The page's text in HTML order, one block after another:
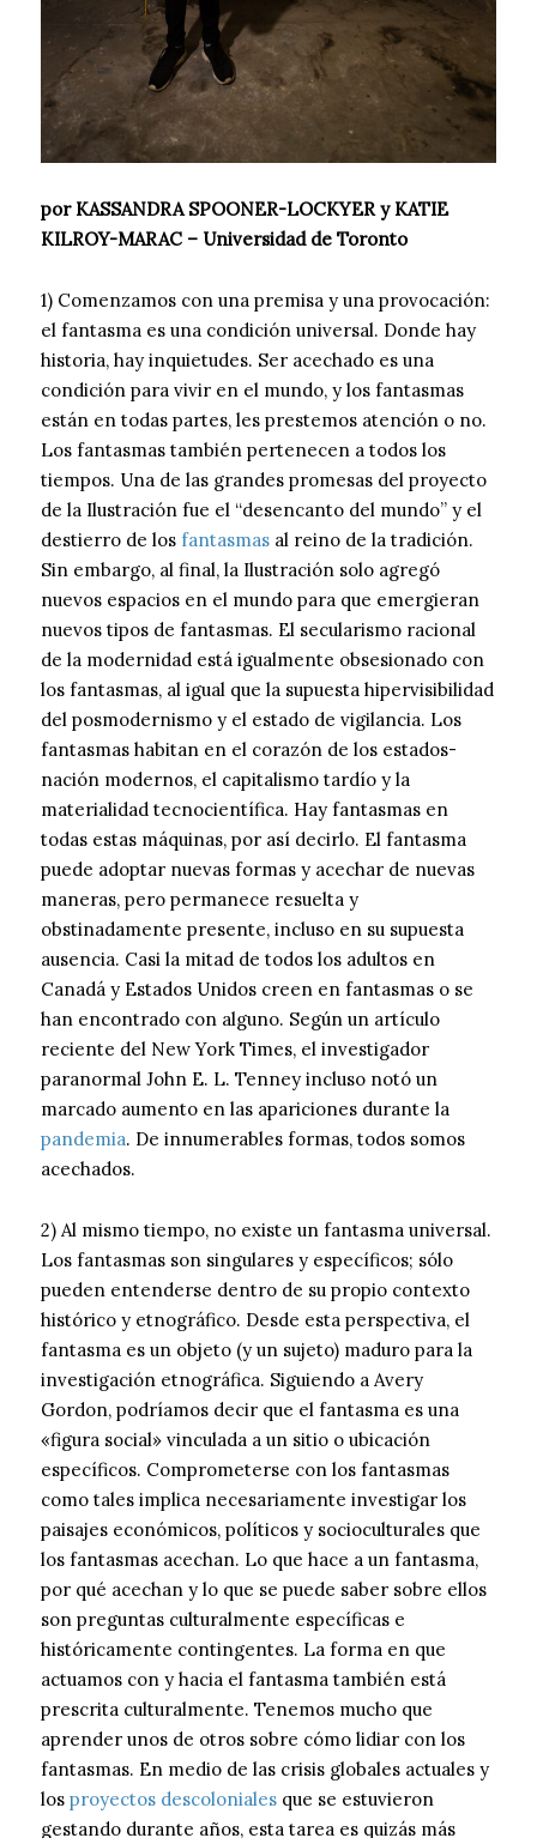
por KASSANDRA SPOONER-LOCKYER y KATIE
KILROY-MARAC – Universidad de Toronto
1) Comenzamos con una premisa y una provocación:
el fantasma es una condición universal. Donde hay
historia, hay inquietudes. Ser acechado es una
condición para vivir en el mundo, y los fantasmas
están en todas partes, les prestemos atención o no.
Los fantasmas también pertenecen a todos los
tiempos. Una de las grandes promesas del proyecto
de la Ilustración fue el “desencanto del mundo” y el
destierro de los fantasmas al reino de la tradición.
Sin embargo, al final, la Ilustración solo agregó
nuevos espacios en el mundo para que emergieran
nuevos tipos de fantasmas. El secularismo racional
de la modernidad está igualmente obsesionado con
los fantasmas, al igual que la supuesta hipervisibilidad
del posmodernismo y el estado de vigilancia. Los
fantasmas habitan en el corazón de los estados-
nación modernos, el capitalismo tardío y la
materialidad tecnocientífica. Hay fantasmas en
todas estas máquinas, por así decirlo. El fantasma
puede adoptar nuevas formas y acechar de nuevas
maneras, pero permanece resuelta y
obstinadamente presente, incluso en su supuesta
ausencia. Casi la mitad de todos los adultos en
Canadá y Estados Unidos creen en fantasmas o se
han encontrado con alguno. Según un artículo
reciente del New York Times, el investigador
paranormal John E. L. Tenney incluso notó un
marcado aumento en las apariciones durante la
pandemia. De innumerables formas, todos somos
acechados.
2) Al mismo tiempo, no existe un fantasma universal.
Los fantasmas son singulares y específicos; sólo
pueden entenderse dentro de su propio contexto
histórico y etnográfico. Desde esta perspectiva, el
fantasma es un objeto (y un sujeto) maduro para la
investigación etnográfica. Siguiendo a Avery
Gordon, podríamos decir que el fantasma es una
«figura social» vinculada a un sitio o ubicación
específicos. Comprometerse con los fantasmas
como tales implica necesariamente investigar los
paisajes económicos, políticos y socioculturales que
los fantasmas acechan. Lo que hace a un fantasma,
por qué acechan y lo que se puede saber sobre ellos
son preguntas culturalmente específicas e
históricamente contingentes. La forma en que
actuamos con y hacia el fantasma también está
prescrita culturalmente. Tenemos mucho que
aprender unos de otros sobre cómo lidiar con los
fantasmas. En medio de las crisis globales actuales y
los proyectos descoloniales que se estuvieron
gestando durante años, esta tarea es quizás más